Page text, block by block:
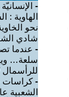
-
الهاوية :
نحو
شادي
- عندما
سلعة…
-كراسات